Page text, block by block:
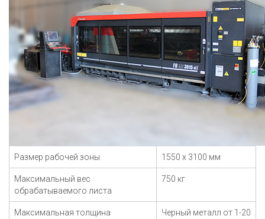
Размер рабочей зоны 1550 х 3100 мм
Максимальный вес
обрабатываемого листа
750 кг
Максимальная толщина
Черный металл от 1-20